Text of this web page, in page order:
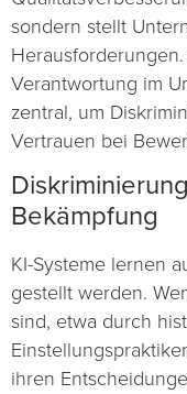
sondern stellt
Verantwortung im
zentral, um
Vertrauen bei
Bekämpfung
KI-Systeme lernen
gestellt werden.
sind, etwa durch
ihren